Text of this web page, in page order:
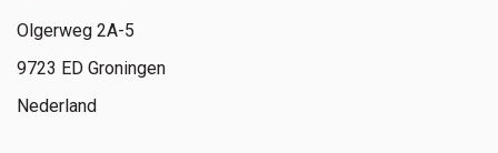
Olgerweg 2A-5
9723 ED Groningen
Nederland